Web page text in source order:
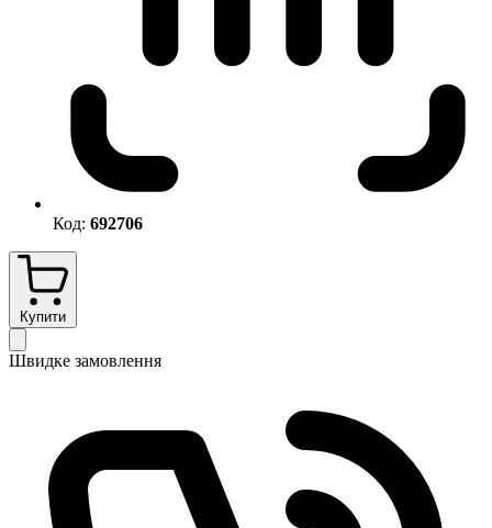
Код: 692706
Купити
Швидке замовлення